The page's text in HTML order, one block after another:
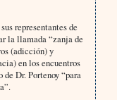
representantes de
la llamada “zanja de
(adicción) y
en los encuentros
Dr. Portenoy “para